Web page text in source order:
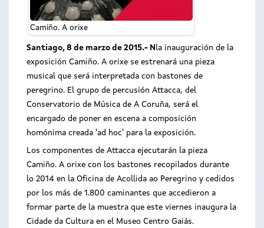
Camiño. A orixe
Santiago, 8 de marzo de 2015.- N la inauguración de la
exposición Camiño. A orixe se estrenará una pieza
musical que será interpretada con bastones de
peregrino. El grupo de percusión Attacca, del
Conservatorio de Música de A Coruña, será el
encargado de poner en escena a composición
homónima creada 'ad hoc' para la exposición.
Los componentes de Attacca ejecutarán la pieza
Camiño. A orixe con los bastones recopilados durante
lo 2014 en la Oficina de Acollida ao Peregrino y cedidos
por los más de 1.800 caminantes que accedieron a
formar parte de la muestra que este viernes inaugura la
Cidade da Cultura en el Museo Centro Gaiás.